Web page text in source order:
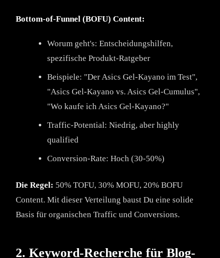
Bottom-of-Funnel (BOFU) Content:
Worum geht's: Entscheidungshilfen,
spezifische Produkt-Ratgeber
Beispiele: "Der Asics Gel-Kayano im Test",
"Asics Gel-Kayano vs. Asics Gel-Cumulus",
"Wo kaufe ich Asics Gel-Kayano?"
Traffic-Potential: Niedrig, aber highly
qualified
Conversion-Rate: Hoch (30-50%)
Die Regel: 50% TOFU, 30% MOFU, 20% BOFU
Content. Mit dieser Verteilung baust Du eine solide
Basis für organischen Traffic und Conversions.
2. Keyword-Recherche für Blog-